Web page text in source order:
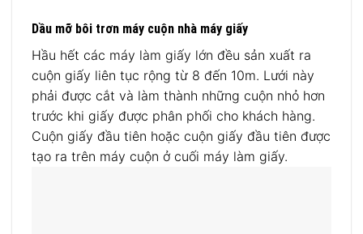
Dầu mỡ bôi trơn máy cuộn nhà máy giấy
Hầu hết các máy làm giấy lớn đều sản xuất ra
cuộn giấy liên tục rộng từ 8 đến 10m. Lưới này
phải được cắt và làm thành những cuộn nhỏ hơn
trước khi giấy được phân phối cho khách hàng.
Cuộn giấy đầu tiên hoặc cuộn giấy đầu tiên được
tạo ra trên máy cuộn ở cuối máy làm giấy.